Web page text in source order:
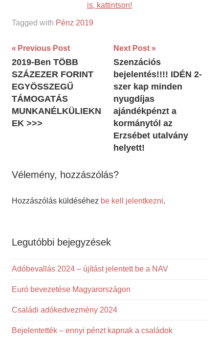
is, kattintson!
Tagged with Pénz 2019
Bejegyzés
navigáció
Previous Post
2019-Ben TÖBB
SZÁZEZER FORINT
EGYÖSSZEGŰ
TÁMOGATÁS
MUNKANÉLKÜLIEKN
EK >>>
Next Post
Szenzációs
bejelentés!!!! IDÉN 2-
szer kap minden
nyugdíjas
ajándékpénzt a
kormánytól az
Erzsébet utalvány
helyett!
Vélemény, hozzászólás?
Hozzászólás küldéséhez be kell jelentkezni.
Legutóbbi bejegyzések
Adóbevallás 2024 – újítást jelentett be a NAV
Euró bevezetése Magyarországon
Családi adókedvezmény 2024
Bejelentették – ennyi pénzt kapnak a családok